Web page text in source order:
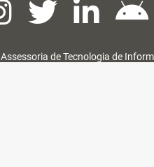
Assessoria de Tecnologia de